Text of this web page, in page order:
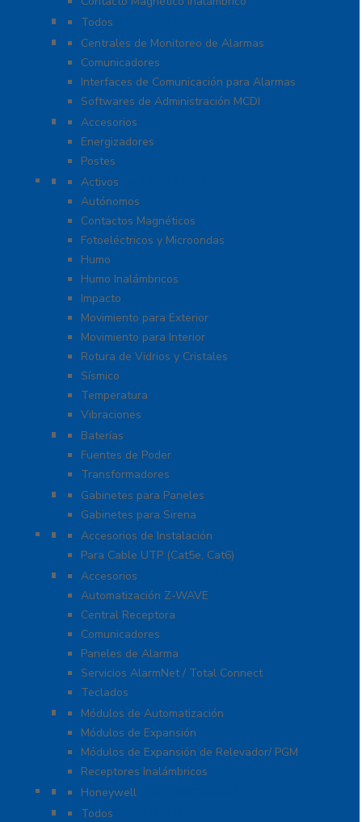
Control de Acceso
Todos
Centrales de Monitoreo
Centrales de Monitoreo de Alarmas
Comunicadores
Interfaces de Comunicación para Alarmas
Softwares de Administración MCDI
Cercas
Accesorios
Energizadores
Postes
Detectores / Sensores
Activos
Autónomos
Contactos Magnéticos
Fotoeléctricos y Microondas
Humo
Humo Inalámbricos
Impacto
Movimiento para Exterior
Movimiento para Interior
Rotura de Vidrios y Cristales
Sísmico
Temperatura
Vibraciones
Energía
Baterías
Fuentes de Poder
Transformadores
Gabinetes y Carcasas
Gabinetes para Paneles
Gabinetes para Sirena
Herramientas
Accesorios de Instalación
Para Cable UTP (Cat5e, Cat6)
Honeywell Total Connect
Accesorios
Automatización Z-WAVE
Central Receptora
Comunicadores
Paneles de Alarma
Servicios AlarmNet / Total Connect
Teclados
Módulos de Expansión
Módulos de Automatización
Módulos de Expansión
Módulos de Expansión de Relevador/ PGM
Receptores Inalámbricos
Megafonía y Audioevacuación
Honeywell
Paneles de Alarma
Todos